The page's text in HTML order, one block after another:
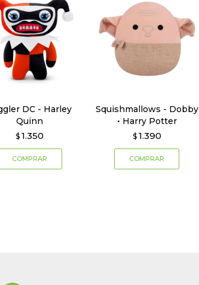
DC - Harley
Quinn
$ 1.350
Squishmallows - Dobby
• Harry Potter
$ 1.390